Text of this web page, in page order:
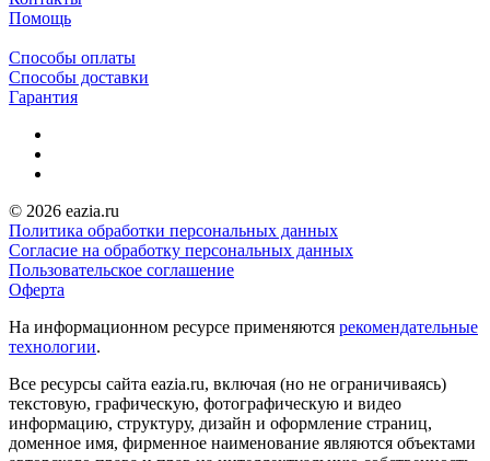
Помощь
Способы оплаты
Способы доставки
Гарантия
© 2026 eazia.ru
Политика обработки персональных данных
Согласие на обработку персональных данных
Пользовательское соглашение
Оферта
На информационном ресурсе применяются рекомендательные
технологии.
Все ресурсы сайта eazia.ru, включая (но не ограничиваясь)
текстовую, графическую, фотографическую и видео
информацию, структуру, дизайн и оформление страниц,
доменное имя, фирменное наименование являются объектами